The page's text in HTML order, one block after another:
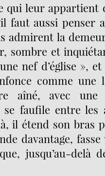
qui leur appartient
faut aussi penser
admirent la
sombre et
nef d’église »,
comme une
aîné, avec une
faufile entre les
il étend son bras
davantage,
jusqu’au-delà